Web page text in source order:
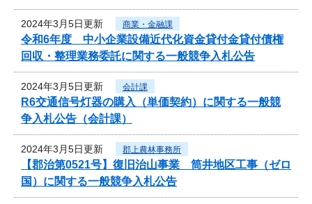
2024年3月5日更新 商業・金融課
令和6年度 中小企業設備近代化資金貸付金貸付債権
回収・整理業務委託に関する一般競争入札公告
2024年3月5日更新 会計課
R6交通信号灯器の購入（単価契約）に関する一般競
争入札公告（会計課）
2024年3月5日更新 郡上農林事務所
【郡治第0521号】復旧治山事業 筒井地区工事（ゼロ
国）に関する一般競争入札公告